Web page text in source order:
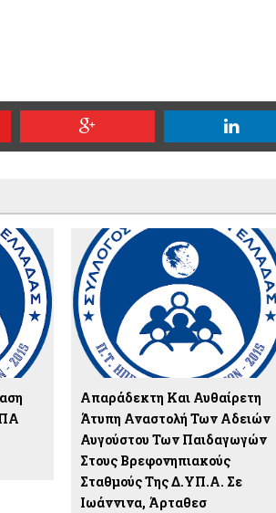
Απαράδεκτη Και Αυθαίρετη
Άτυπη Αναστολή Των Αδειών
Αυγούστου Των Παιδαγωγών
Στους Βρεφονηπιακούς
Σταθμούς Της Δ.ΥΠ.Α. Σε
Ιωάννινα, Άρταθεσ